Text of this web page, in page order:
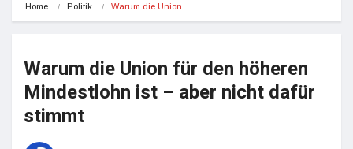
Home Politik Warum die Union…
Warum die Union für den höheren
Mindestlohn ist – aber nicht dafür
stimmt